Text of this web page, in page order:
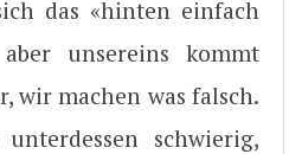
das «hinten einfach
unsereins kommt
wir machen was falsch.
schwierig,